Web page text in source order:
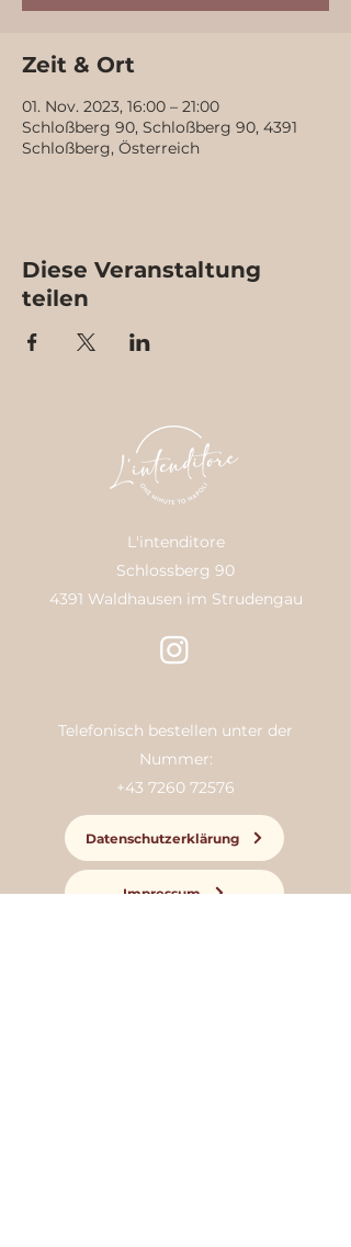
Zeit & Ort
01. Nov. 2023, 16:00 – 21:00
Schloßberg 90, Schloßberg 90, 4391
Schloßberg, Österreich
Diese Veranstaltung
teilen
L'intenditore
Schlossberg 90
4391 Waldhausen im Strudengau
Telefonisch bestellen unter der
Nummer:
+43 7260 72576
Datenschutzerklärung
Impressum